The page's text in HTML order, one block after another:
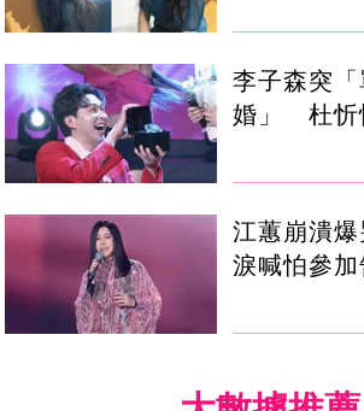
李子森突
婚」 杜忻
江蕙崩潰爆
淚喊怕參